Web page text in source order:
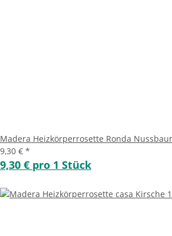
Madera Heizkörperrosette Ronda
9,30 € *
9,30 € pro 1 Stück